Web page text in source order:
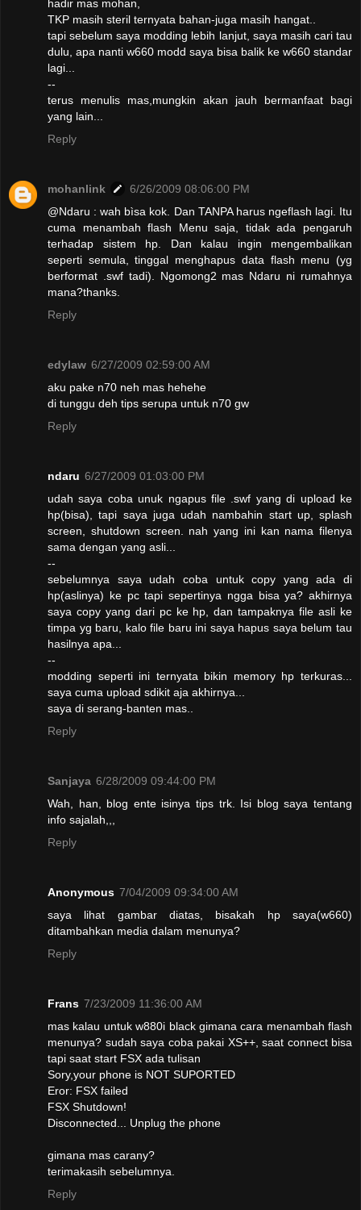
hadir mas mohan,
TKP masih steril ternyata bahan-juga masih hangat..
tapi sebelum saya modding lebih lanjut, saya masih cari tau
dulu, apa nanti w660 modd saya bisa balik ke w660 standar
lagi...
--
terus menulis mas,mungkin akan jauh bermanfaat bagi
yang lain...
Reply
mohanlink
6/26/2009 08:06:00 PM
@Ndaru : wah bìsa kok. Dan TANPA harus ngeflash lagi. Itu
cuma menambah flash Menu saja, tidak ada pengaruh
terhadap sistem hp. Dan kalau ingin mengembalikan
seperti semula, tinggal menghapus data flash menu (yg
berformat .swf tadi). Ngomong2 mas Ndaru ni rumahnya
mana?thanks.
Reply
edylaw 6/27/2009 02:59:00 AM
aku pake n70 neh mas hehehe
di tunggu deh tips serupa untuk n70 gw
Reply
ndaru 6/27/2009 01:03:00 PM
udah saya coba unuk ngapus file .swf yang di upload ke
hp(bisa), tapi saya juga udah nambahin start up, splash
screen, shutdown screen. nah yang ini kan nama filenya
sama dengan yang asli...
--
sebelumnya saya udah coba untuk copy yang ada di
hp(aslinya) ke pc tapi sepertinya ngga bisa ya? akhirnya
saya copy yang dari pc ke hp, dan tampaknya file asli ke
timpa yg baru, kalo file baru ini saya hapus saya belum tau
hasilnya apa...
--
modding seperti ini ternyata bikin memory hp terkuras...
saya cuma upload sdikit aja akhirnya...
saya di serang-banten mas..
Reply
Sanjaya 6/28/2009 09:44:00 PM
Wah, han, blog ente isinya tips trk. Isi blog saya tentang
info sajalah,,,
Reply
Anonymous 7/04/2009 09:34:00 AM
saya lihat gambar diatas, bisakah hp saya(w660)
ditambahkan media dalam menunya?
Reply
Frans 7/23/2009 11:36:00 AM
mas kalau untuk w880i black gimana cara menambah flash
menunya? sudah saya coba pakai XS++, saat connect bisa
tapi saat start FSX ada tulisan
Sory,your phone is NOT SUPORTED
Eror: FSX failed
FSX Shutdown!
Disconnected... Unplug the phone
gimana mas carany?
terimakasih sebelumnya.
Reply